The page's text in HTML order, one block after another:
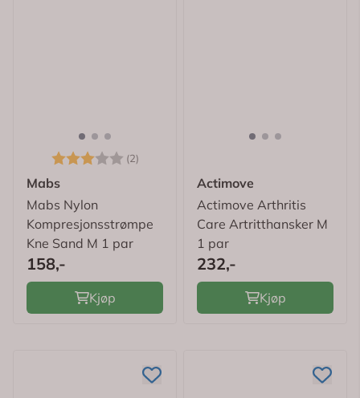
Karakter: (2)
Mabs
Mabs Nylon
Kompresjonsstrømpe
Kne Sand M 1 par
158,-
Kjøp
Actimove
Actimove Arthritis
Care Artritthansker M
1 par
232,-
Kjøp